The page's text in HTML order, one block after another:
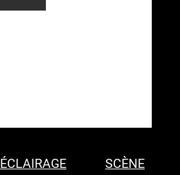
ÉCLAIRAGE SCÈNE